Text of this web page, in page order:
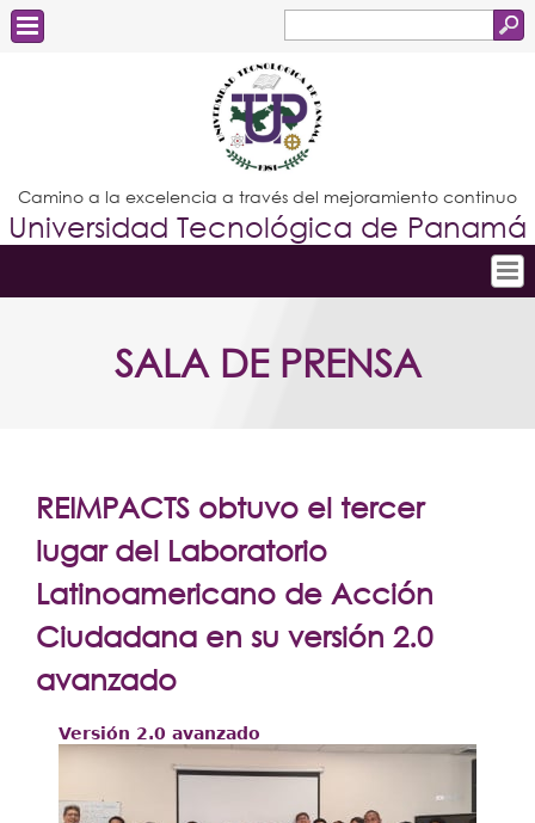
de
búsqueda
Estudiantes
Docentes
Administrativos
Graduados
Camino a la excelencia a través del mejoramiento continuo
Universidad Tecnológica de Panamá
Conoce la UTP
Postgrados
Extensión
Facultades
Centros Regionales
Transparencia
SALA DE PRENSA
REIMPACTS obtuvo el tercer
lugar del Laboratorio
Latinoamericano de Acción
Ciudadana en su versión 2.0
avanzado
Versión 2.0 avanzado